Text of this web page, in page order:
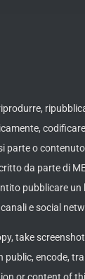
parte o
da parte di
pubblicare
e social
take
public, encode,
or content of